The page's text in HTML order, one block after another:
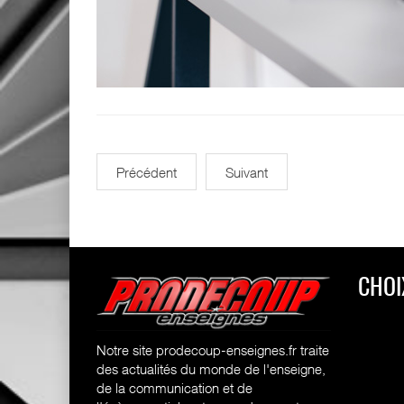
Précédent Suivant
Notre site prodecoup-enseignes.fr traite
des actualités du monde de l'enseigne,
de la communication et de